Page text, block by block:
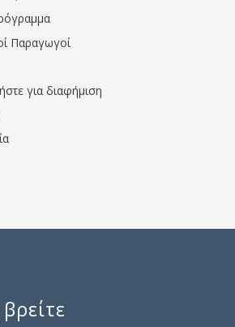
Παραγωγοί
για διαφήμιση